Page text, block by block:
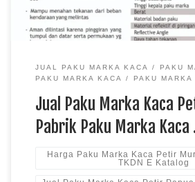
JUAL PAKU MARKA KACA
PAKU
PAKU MARKA KACA
PAKU MARKA
Jual Paku Marka Kaca
Pabrik Paku Marka
Harga Paku Marka Kaca Petir
TKDN E Katalog